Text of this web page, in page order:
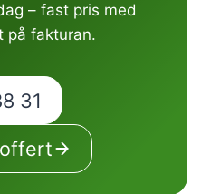
– fast pris med
på fakturan.
31